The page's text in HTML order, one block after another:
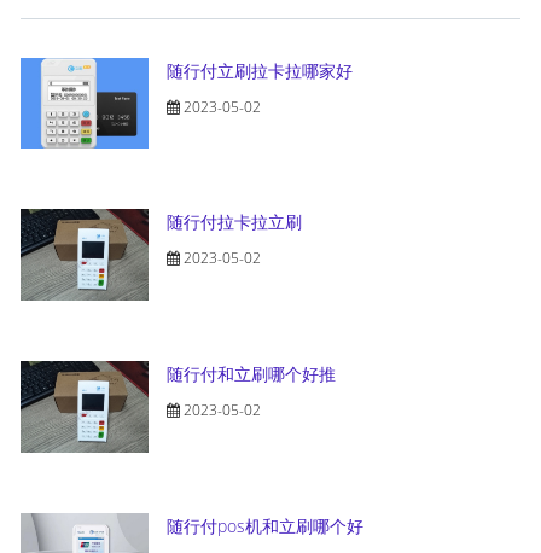
随行付立刷拉卡拉哪家好
2023-05-02
随行付拉卡拉立刷
2023-05-02
随行付和立刷哪个好推
2023-05-02
随行付pos机和立刷哪个好